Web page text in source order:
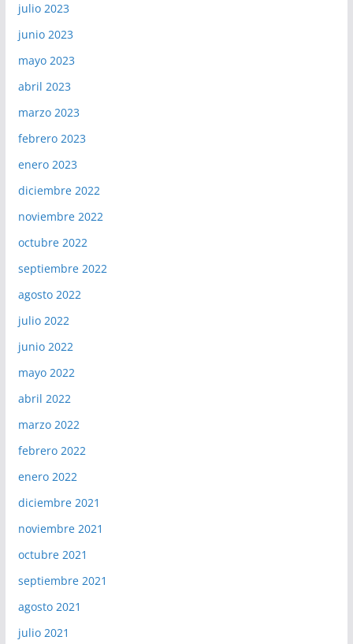
julio 2023
junio 2023
mayo 2023
abril 2023
marzo 2023
febrero 2023
enero 2023
diciembre 2022
noviembre 2022
octubre 2022
septiembre 2022
agosto 2022
julio 2022
junio 2022
mayo 2022
abril 2022
marzo 2022
febrero 2022
enero 2022
diciembre 2021
noviembre 2021
octubre 2021
septiembre 2021
agosto 2021
julio 2021